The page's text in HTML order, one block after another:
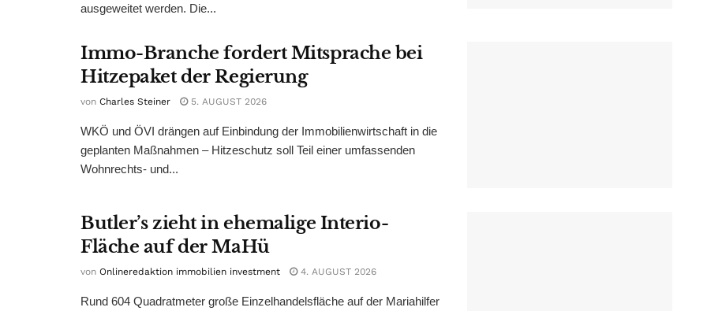
ausgeweitet werden. Die...
Immo-Branche fordert Mitsprache bei
Hitzepaket der Regierung
von Charles Steiner 5. AUGUST 2026
WKÖ und ÖVI drängen auf Einbindung der Immobilienwirtschaft in die
geplanten Maßnahmen – Hitzeschutz soll Teil einer umfassenden
Wohnrechts- und...
Butler’s zieht in ehemalige Interio-
Fläche auf der MaHü
von Onlineredaktion immobilien investment 4. AUGUST 2026
Rund 604 Quadratmeter große Einzelhandelsfläche auf der Mariahilfer